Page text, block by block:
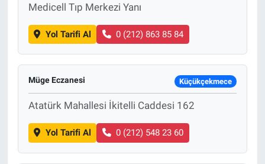
Medicell Tıp Merkezi Yanı
Yol Tarifi Al 0 (212) 863 85 84
Müge Eczanesi Küçükçekmece
Atatürk Mahallesi İkitelli Caddesi 162
Yol Tarifi Al 0 (212) 548 23 60